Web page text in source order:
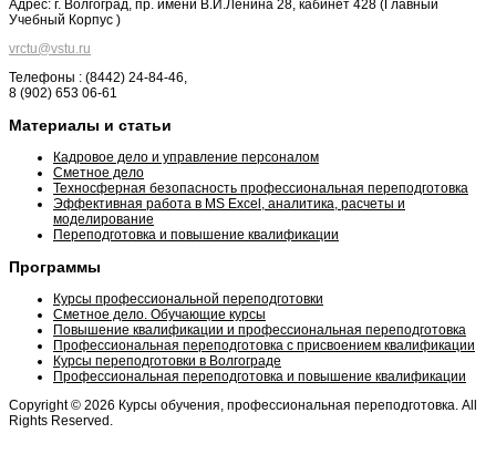
Адрес: г. Волгоград, пр. имени В.И.Ленина 28, кабинет 428 (Главный
Учебный Корпус )
vrctu@vstu.ru
Телефоны : (8442) 24-84-46,
8 (902) 653 06-61
Материалы и статьи
Кадровое дело и управление персоналом
Сметное дело
Техносферная безопасность профессиональная переподготовка
Эффективная работа в MS Excel, аналитика, расчеты и
моделирование
Переподготовка и повышение квалификации
Программы
Курсы профессиональной переподготовки
Сметное дело. Обучающие курсы
Повышение квалификации и профессиональная переподготовка
Профессиональная переподготовка с присвоением квалификации
Курсы переподготовки в Волгограде
Профессиональная переподготовка и повышение квалификации
Copyright © 2026 Курсы обучения, профессиональная переподготовка. All
Rights Reserved.